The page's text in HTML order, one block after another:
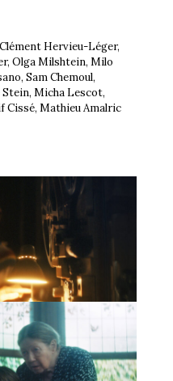
Hervieu-Léger,
Olga Milshtein, Milo
Sam Chemoul,
Stein, Micha Lescot,
Cissé, Mathieu Amalric